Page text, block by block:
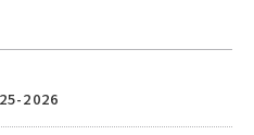
2026